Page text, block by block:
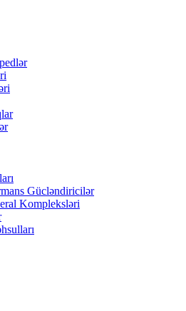
Gücləndiricilər
Kompleksləri